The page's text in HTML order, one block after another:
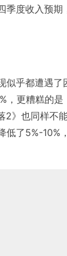
度收入预期
乎都遭遇了
，更糟糕的
2》也同样不
了5%-10%